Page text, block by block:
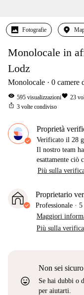
Fotografie
Monolocale in
Lodz
Monolocale 0 camere
visibility 595 visualizzazionifavorite 23
ios_share 3 volte condiviso
Proprietà
Verificato il 28
Il nostro team
esattamente ciò
Più sulla
Proprietario
Professionale · 5
Maggiori
Più sulla verifica
sentiment_very_satisfied
Non sei
Se hai dubbi o
per aiutarti.